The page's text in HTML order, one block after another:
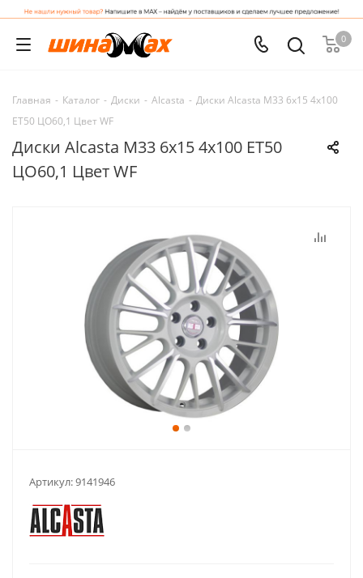
0
Главная - Каталог - Диски - Alcasta - Диски Alcasta M33 6x15 4x100
ET50 ЦО60,1 Цвет WF
Диски Alcasta M33 6x15 4x100 ET50
ЦО60,1 Цвет WF
Артикул:9141946